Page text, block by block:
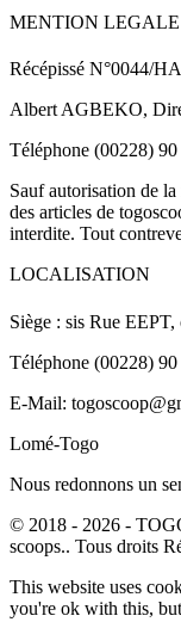
MENTION LEGALE
Récépissé N°0044/
Albert AGBEKO,
Téléphone (00228)
Sauf autorisation de
des articles de
interdite. Tout
LOCALISATION
Siège : sis Rue
Téléphone (00228)
E-Mail:
Lomé-Togo
Nous redonnons un
© 2018 - 2026 -
scoops.. Tous droits
This website uses
you're ok with this,